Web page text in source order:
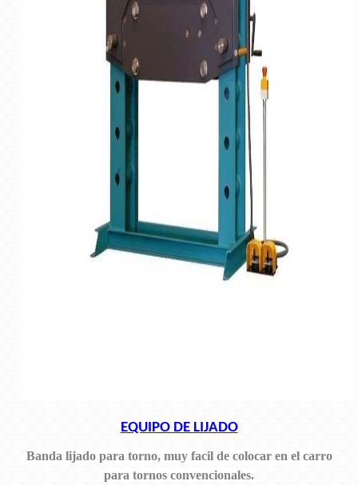
EQUIPO DE LIJADO
Banda lijado para torno, muy facil de colocar en el carro
para tornos convencionales.